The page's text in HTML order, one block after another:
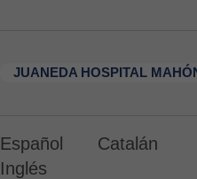
JUANEDA HOSPITAL
Español
Catalán
Inglés